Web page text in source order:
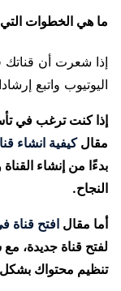
ما هي الخطوات
إذا شعرت أن
اليوتيوب واتبع
إذا كنت ترغب في
مقالكيفية انشاء
بدءًا من إنشاء
النجاح.
أما مقال افتح قناة
لفتح قناة جديدة،
تنظيم محتواك